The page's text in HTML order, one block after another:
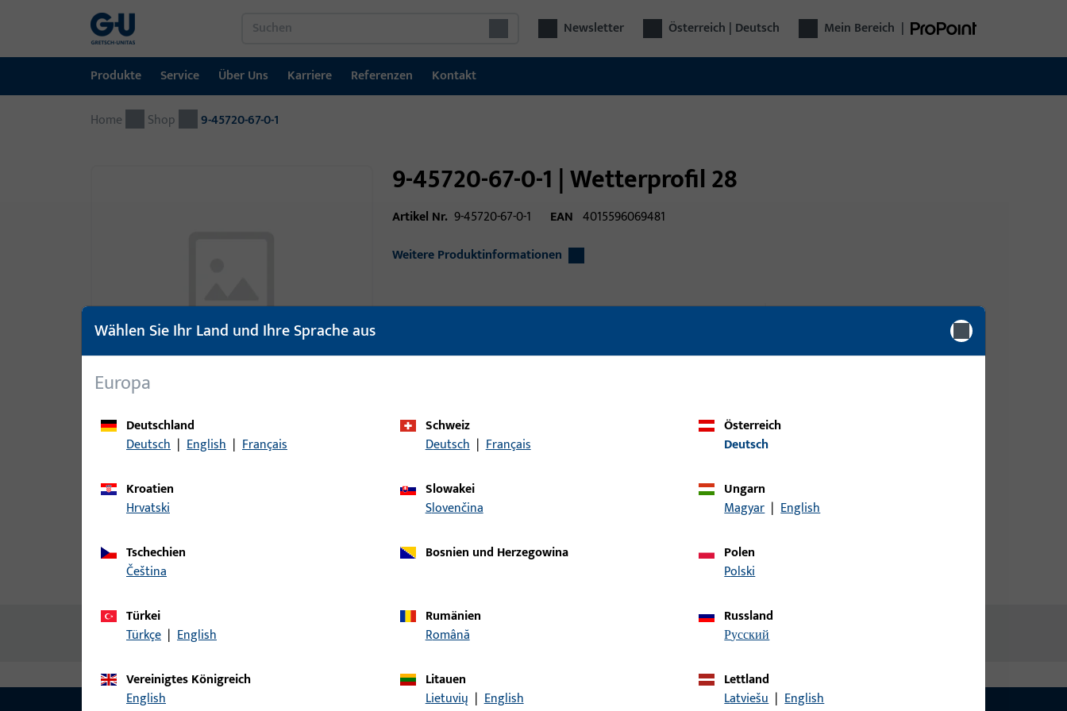
Newsletter Österreich | Deutsch Mein Bereich |
Produkte
Produkte
Service
Service
Über Uns
Über Uns
Karriere
Karriere
Referenzen
Referenzen
Kontakt
Kontakt
Home Shop 9-45720-67-0-1
9-45720-67-0-1 | Wetterprofil 28
Artikel Nr. 9-45720-67-0-1 EAN 4015596069481
Weitere Produktinformationen
Einsatzbereich (spezifiziert)
Hebeschiebe
Oberflächenbeschreibung
EV1 Naturfarben eloxiert
Verpackungseinheit
Anmeldung
Bitte melden Sie sich mit Ihren
Produktbeschreibung
Keine Inhalte vorhanden
Wählen Sie Ihr Land und Ihre Sprache aus
Europa
Deutschland
Deutsch | English | Français
Schweiz
Deutsch | Français
Österreich
Deutsch
Kroatien
Hrvatski
Slowakei
Slovenčina
Ungarn
Magyar | English
Tschechien
čeština
Bosnien und Herzegowina
Polen
Polski
Türkei
Türkçe | English
Rumänien
Română
Russland
русский
Vereinigtes Königreich
English
Litauen
Lietuvių | English
Lettland
Latviešu | English